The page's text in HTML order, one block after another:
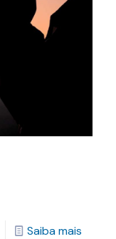
Saiba mais